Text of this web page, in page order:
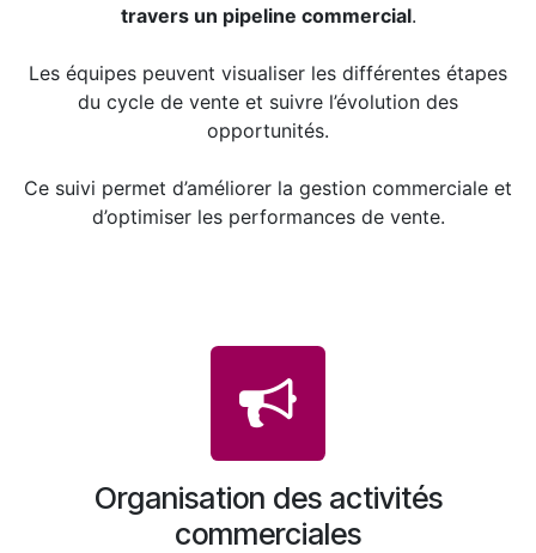
travers un pipeline commercial.
Les équipes peuvent visualiser les différentes étapes
du cycle de vente et suivre l’évolution des
opportunités.
Ce suivi permet d’améliorer la gestion commerciale et
d’optimiser les performances de vente.
Organisation des activités
commerciales